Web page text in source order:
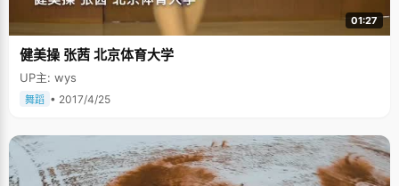
01:27
健美操 张茜 北京体育大学
UP主: wys
舞蹈 • 2017/4/25